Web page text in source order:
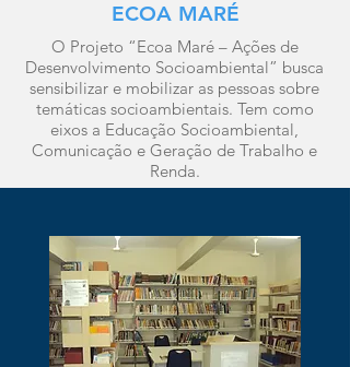
ECOA MARÉ
O Projeto “Ecoa Maré – Ações de
Desenvolvimento Socioambiental” busca
sensibilizar e mobilizar as pessoas sobre
temáticas socioambientais. Tem como
eixos a Educação Socioambiental,
Comunicação e Geração de Trabalho e
Renda.